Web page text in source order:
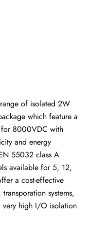
of isolated 2W
which feature a
8000VDC with
and energy
55032 class A
available for 5, 12,
a cost-effective
systems,
very high I/O isolation